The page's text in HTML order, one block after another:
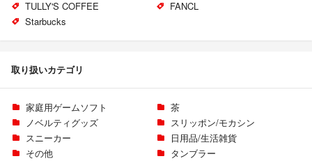
TULLY'S COFFEE
FANCL
Starbucks
取り扱いカテゴリ
家庭用ゲームソフト
茶
ノベルティグッズ
スリッポン/モカシン
スニーカー
日用品/生活雑貨
その他
タンブラー